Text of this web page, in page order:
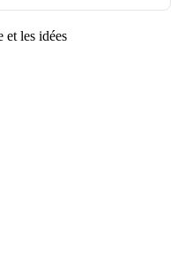
et les idées